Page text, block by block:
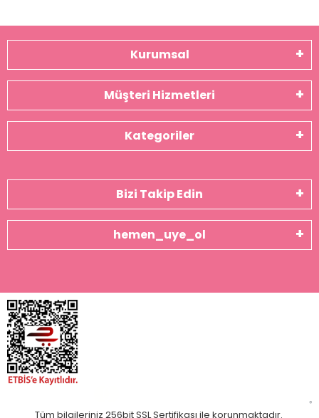
Kurumsal
Müşteri Hizmetleri
Kategoriler
Bizi Takip Edin
hemen_uye_ol
Tüm bilgileriniz 256bit SSL Sertifikası ile korunmaktadır.